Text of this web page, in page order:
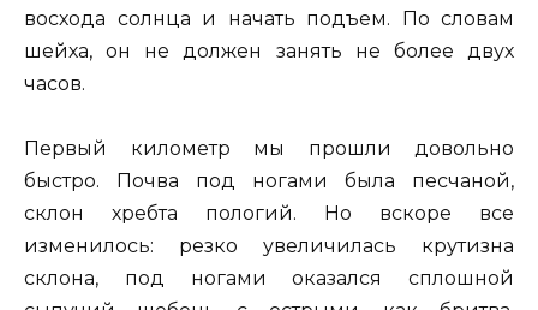
восхода солнца и начать подъем. По словам
шейха, он не должен занять не более двух
часов.
Первый километр мы прошли довольно
быстро. Почва под ногами была песчаной,
склон хребта пологий. Но вскоре все
изменилось: резко увеличилась крутизна
склона, под ногами оказался сплошной